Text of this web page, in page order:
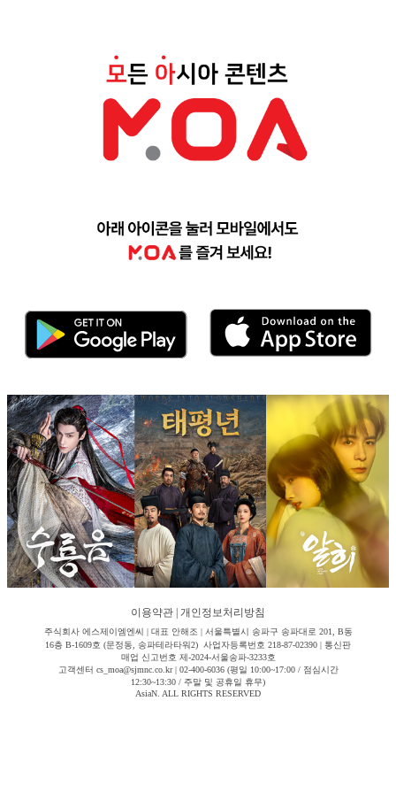
이용약관 개인정보처리방침
주식회사 에스제이엠엔씨 | 대표 안해조 | 서울특별시 송파구 송파대로 201, B동
16층 B-1609호 (문정동, 송파테라타워2) 사업자등록번호 218-87-02390 | 통신판
매업 신고번호 제-2024-서울송파-3233호
고객센터 cs_moa@sjmnc.co.kr | 02-400-6036 (평일 10:00~17:00 / 점심시간
12:30~13:30 / 주말 및 공휴일 휴무)
AsiaN. ALL RIGHTS RESERVED